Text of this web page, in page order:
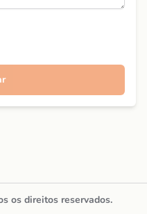
os direitos reservados.